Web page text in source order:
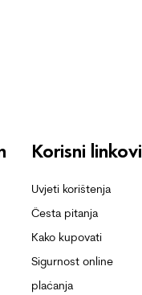
Korisni linkovi
Uvjeti korištenja
Česta pitanja
Kako kupovati
Sigurnost online
plaćanja